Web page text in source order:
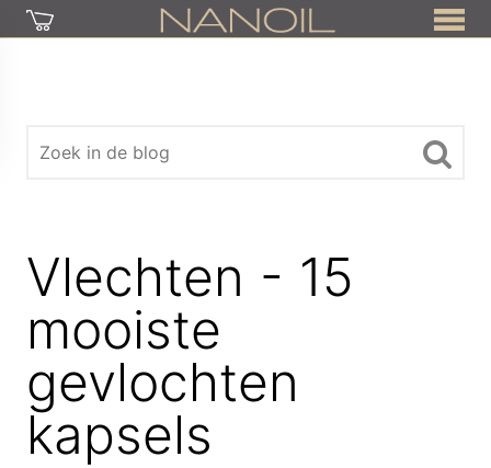
Vlechten - 15
mooiste
gevlochten
kapsels